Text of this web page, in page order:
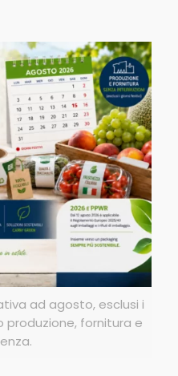
ad agosto, esclusi i
produzione, fornitura e